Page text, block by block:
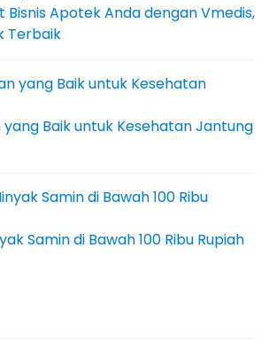
Bisnis Apotek Anda dengan Vmedis,
Terbaik
yang Baik untuk Kesehatan Jantung
Samin di Bawah 100 Ribu Rupiah